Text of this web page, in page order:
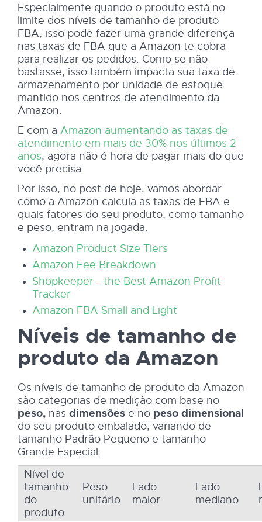
Especialmente quando o produto está no
limite dos níveis de tamanho de produto
FBA, isso pode fazer uma grande diferença
nas taxas de FBA que a Amazon te cobra
para realizar os pedidos. Como se não
bastasse, isso também impacta sua taxa de
armazenamento por unidade de estoque
mantido nos centros de atendimento da
Amazon.
E com a Amazon aumentando as taxas de
atendimento em mais de 30% nos últimos 2
anos, agora não é hora de pagar mais do que
você precisa.
Por isso, no post de hoje, vamos abordar
como a Amazon calcula as taxas de FBA e
quais fatores do seu produto, como tamanho
e peso, entram na jogada.
Amazon Product Size Tiers
Amazon Fee Breakdown
Shopkeeper - the Best Amazon Profit
Tracker
Amazon FBA Small and Light
Níveis de tamanho de
produto da Amazon
Os níveis de tamanho de produto da Amazon
são categorias de medição com base no
peso, nas dimensões e no peso dimensional
do seu produto embalado, variando de
tamanho Padrão Pequeno e tamanho
Grande Especial:
Nível de
tamanho
do
produto
Peso
unitário
Lado
maior
Lado
mediano